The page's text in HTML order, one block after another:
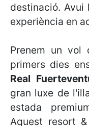
destinació. Avui
experiència en
Prenem un vol
primers dies
Real
gran luxe de
estada
Aquest resort